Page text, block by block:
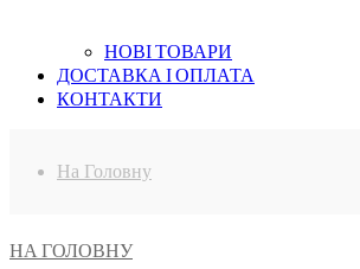
НОВІ ТОВАРИ
ДОСТАВКА І ОПЛАТА
КОНТАКТИ
На Головну
НА ГОЛОВНУ